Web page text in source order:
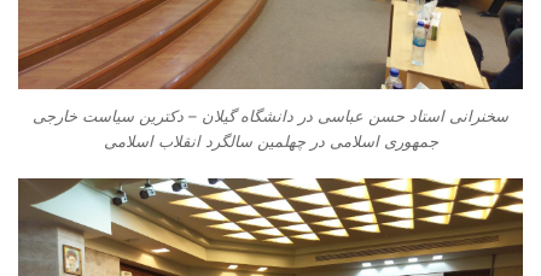
سخنرانی استاد حسن عباسی در دانشگاه گیلان – دکترین سیاست خارجی
جمهوری اسلامی در چهلمین سالگرد انقلاب اسلامی